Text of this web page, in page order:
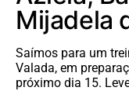
Mijadela
Saímos para um
Valada, em
próximo dia 15.